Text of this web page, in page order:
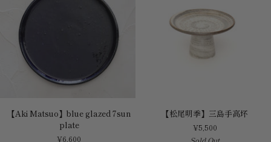
【Aki
Matsuo】
【Aki Matsuo】blue glazed 7sun
plate
¥6,600
【松尾明季】三島手高坏
¥5,500
Sold Out